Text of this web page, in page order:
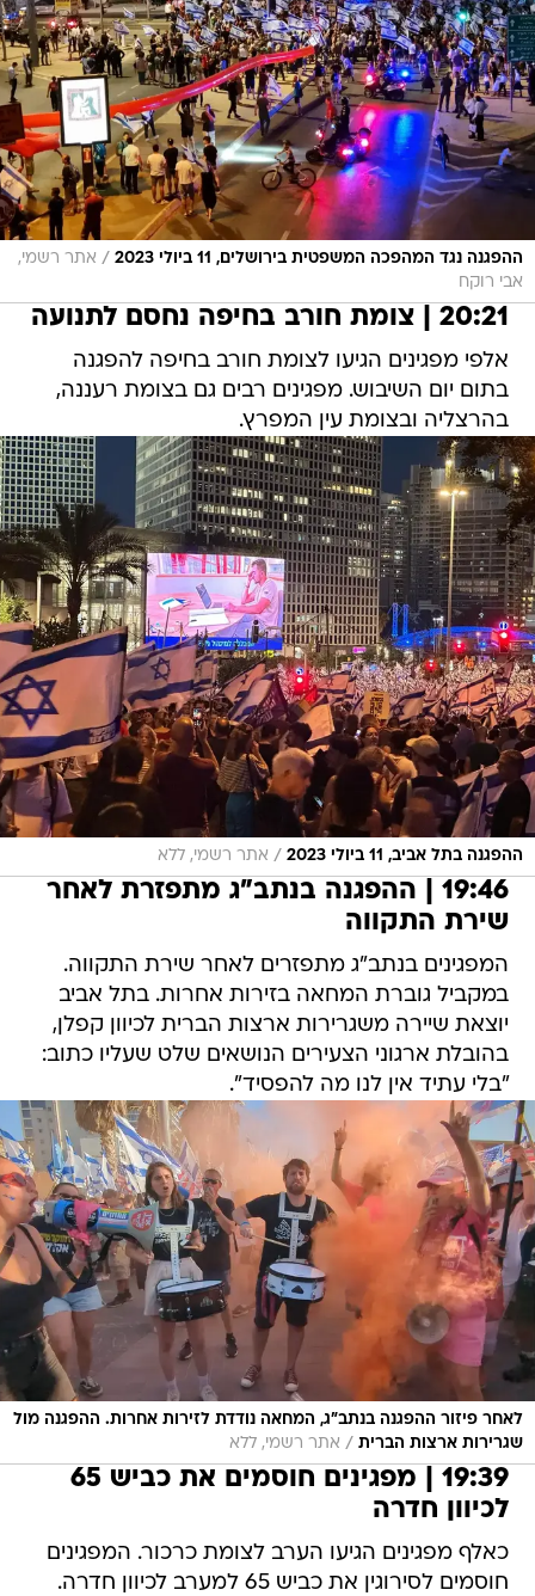
ההפגנה נגד המהפכה המשפטית בירושלים, 11 ביולי 2023 / אתר רשמי,
אבי רוקח
20:21 | צומת חורב בחיפה נחסם לתנועה
אלפי מפגינים הגיעו לצומת חורב בחיפה להפגנה
בתום יום השיבוש. מפגינים רבים גם בצומת רעננה,
בהרצליה ובצומת עין המפרץ.
ההפגנה בתל אביב, 11 ביולי 2023 / אתר רשמי, ללא
19:46 | ההפגנה בנתב"ג מתפזרת לאחר
שירת התקווה
המפגינים בנתב"ג מתפזרים לאחר שירת התקווה.
במקביל גוברת המחאה בזירות אחרות. בתל אביב
יוצאת שיירה משגרירות ארצות הברית לכיוון קפלן,
בהובלת ארגוני הצעירים הנושאים שלט שעליו כתוב:
"בלי עתיד אין לנו מה להפסיד".
לאחר פיזור ההפגנה בנתב"ג, המחאה נודדת לזירות אחרות. ההפגנה מול
שגרירות ארצות הברית / אתר רשמי, ללא
19:39 | מפגינים חוסמים את כביש 65
לכיוון חדרה
כאלף מפגינים הגיעו הערב לצומת כרכור. המפגינים
חוסמים לסירוגין את כביש 65 למערב לכיוון חדרה.